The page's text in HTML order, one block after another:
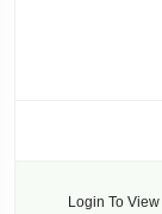
Login To View